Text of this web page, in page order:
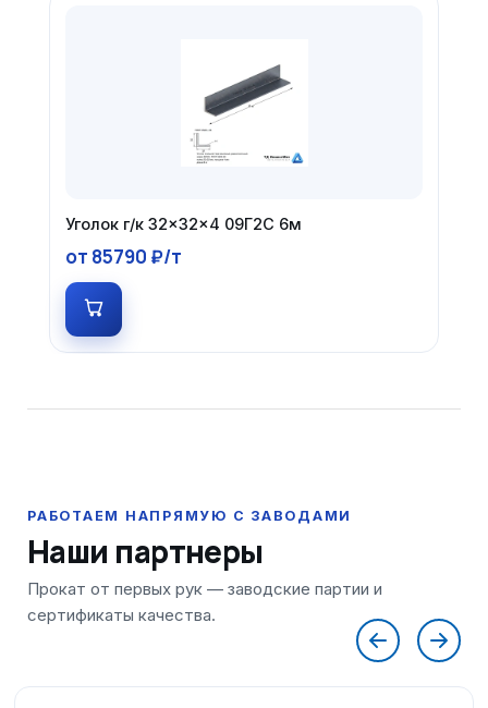
Уголок г/к 32×32×4 09Г2С 6м
от 85790 ₽/т
Наши партнеры